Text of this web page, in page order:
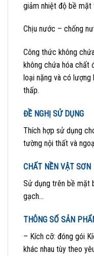
giảm nhiệt độ bề mặt
Chịu nước – chống
Công thức không
không chứa hóa chất
loại nặng và có
thấp.
ĐỀ NGHỊ SỬ DỤNG
Thích hợp sử dụng
tường nội thất và
CHẤT NỀN VẬT SƠN
Sử dụng trên bề mặt
gạch…
THÔNG SỐ SẢN
– Kích cỡ: đóng gói
khác nhau tùy theo